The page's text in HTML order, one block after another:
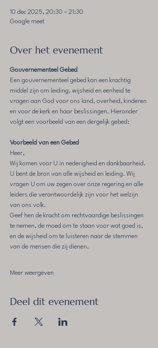
10 dec 2025, 20:30 – 21:30
Google meet
Over het evenement
Gouvernementeel Gebed
Een gouvernementeel gebed kan een krachtig
middel zijn om leiding, wijsheid en eenheid te
vragen aan God voor ons land, overheid, kinderen
en voor de kerk en haar beslissingen. Hieronder
volgt een voorbeeld van een dergelijk gebed:
Voorbeeld van een Gebed
Heer,
Wij komen voor U in nederigheid en dankbaarheid.
U bent de bron van alle wijsheid en leiding. Wij
vragen U om uw zegen over onze regering en alle
leiders die verantwoordelijk zijn voor het welzijn
van ons volk.
Geef hen de kracht om rechtvaardige beslissingen
te nemen, de moed om te staan voor wat goed is,
en de wijsheid om te luisteren naar de stemmen
van de mensen die zij dienen.
Meer weergeven
Deel dit evenement